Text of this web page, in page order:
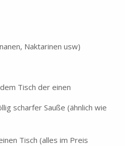
Naktarinen usw)
Tisch der einen
scharfer Sauße (ähnlich wie
Tisch (alles im Preis